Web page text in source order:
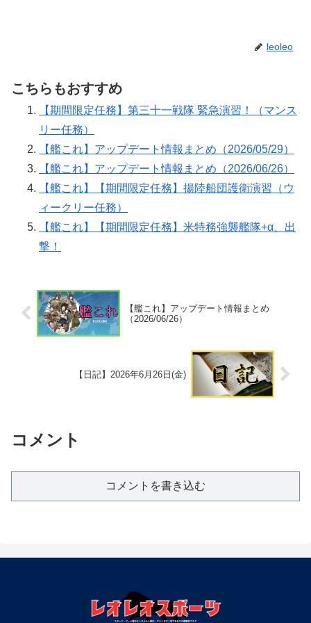
leoleo
こちらもおすすめ
【期間限定任務】第三十一戦隊 緊急演習！（マンス
リー任務）
【艦これ】アップデート情報まとめ（2026/05/29）
【艦これ】アップデート情報まとめ（2026/06/26）
【艦これ】【期間限定任務】揚陸船団護衛演習（ウ
ィークリー任務）
【艦これ】【期間限定任務】米特務強襲艦隊+α、出
撃！
【艦これ】アップデート情報まとめ
（2026/06/26）
【日記】2026年6月26日(金)
コメント
コメントを書き込む